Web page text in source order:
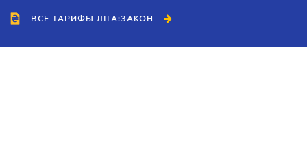
ВСЕ ТАРИФЫ ЛІГА:ЗАКОН